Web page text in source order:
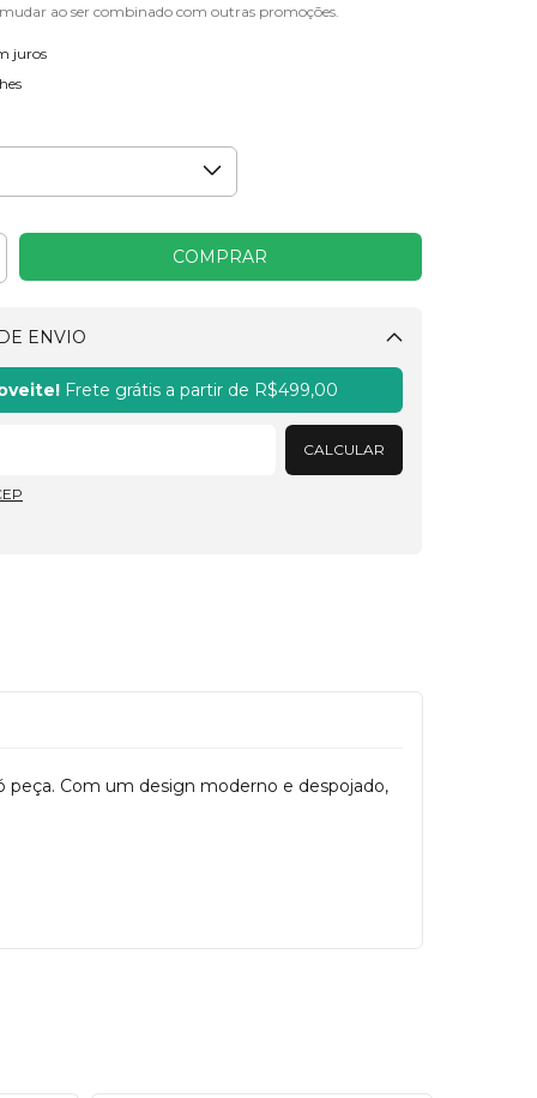
ao ser combinado com outras promoções.
juros
ENVIO
Frete grátis a partir de R$499,00
CALCULAR
peça. Com um design moderno e despojado,